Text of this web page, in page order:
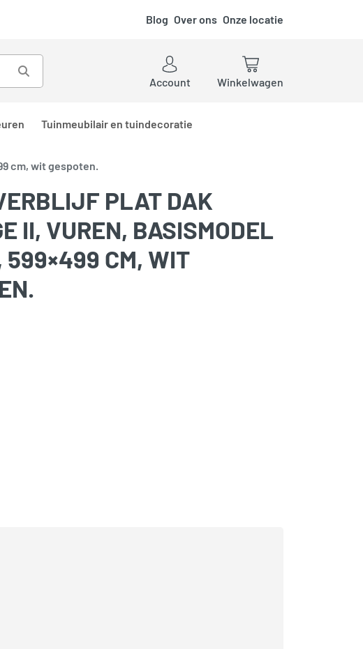
Blog Over ons Onze locatie
Account
Winkelwagen
Tuinmeubilair en tuindecoratie
cm, wit gespoten.
PLAT DAK
II, VUREN, BASISMODEL
CM, WIT